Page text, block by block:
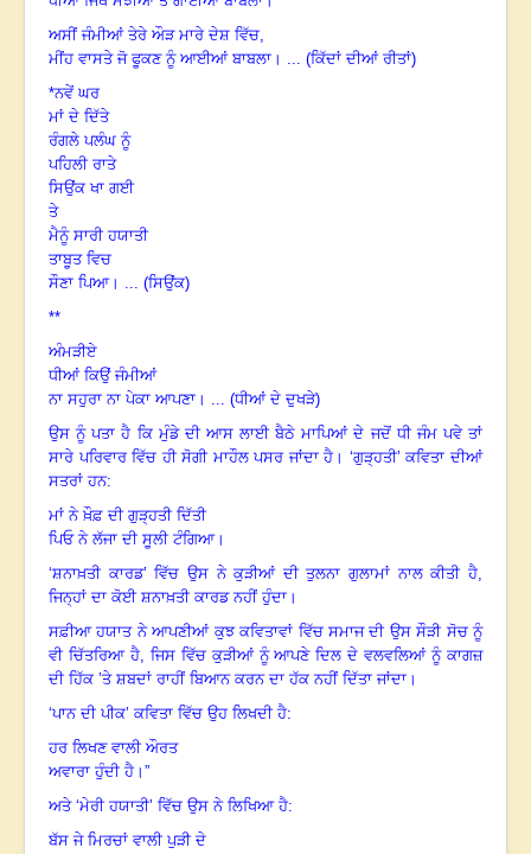
ਅਸੀਂ ਜੰਮੀਆਂ ਤੇਰੇ ਔੜ ਮਾਰੇ ਦੇਸ਼ ਵਿੱਚ,
ਮੀਂਹ ਵਾਸਤੇ ਜੋ ਫੂਕਣ ਨੂੰ ਆਈਆਂ ਬਾਬਲਾ । ... (ਕਿੱਦਾਂ ਦੀਆਂ ਰੀਤਾਂ)
*ਨਵੇਂ ਘਰ
ਮਾਂ ਦੇ ਦਿੱਤੇ
ਰੰਗਲੇ ਪਲੰਘ ਨੂੰ
ਪਹਿਲੀ ਰਾਤੇ
ਸਿਉਂਕ ਖਾ ਗਈ
ਤੇ
ਮੈਨੂੰ ਸਾਰੀ ਹਯਾਤੀ
ਤਾਬੂਤ ਵਿਚ
ਸੌਣਾ ਪਿਆ। ... (ਸਿਉਂਕ)
**
ਅੰਮੜੀਏ
ਧੀਆਂ ਕਿਉਂ ਜੰਮੀਆਂ
ਨਾ ਸਹੁਰਾ ਨਾ ਪੇਕਾ ਆਪਣਾ । ... (ਧੀਆਂ ਦੇ ਦੁਖੜੇ)
ਉਸ ਨੂੰ ਪਤਾ ਹੈ ਕਿ ਮੁੰਡੇ ਦੀ ਆਸ ਲਾਈ ਬੈਠੇ ਮਾਪਿਆਂ ਦੇ ਜਦੋਂ ਧੀ ਜੰਮ ਪਵੇ ਤਾਂ
ਸਾਰੇ ਪਰਿਵਾਰ ਵਿੱਚ ਹੀ ਸੋਗੀ ਮਾਹੌਲ ਪਸਰ ਜਾਂਦਾ ਹੈ । ‘ਗੁੜ੍ਹਤੀ’ ਕਵਿਤਾ ਦੀਆਂ
ਸਤਰਾਂ ਹਨ:
ਮਾਂ ਨੇ ਖ਼ੌਫ਼ ਦੀ ਗੁੜ੍ਹਤੀ ਦਿੱਤੀ
ਪਿਓ ਨੇ ਲੱਜਾ ਦੀ ਸੂਲੀ ਟੰਗਿਆ।
‘ਸ਼ਨਾਖ਼ਤੀ ਕਾਰਡ’ ਵਿੱਚ ਉਸ ਨੇ ਕੁੜੀਆਂ ਦੀ ਤੁਲਨਾ ਗੁਲਾਮਾਂ ਨਾਲ ਕੀਤੀ ਹੈ,
ਜਿਨ੍ਹਾਂ ਦਾ ਕੋਈ ਸ਼ਨਾਖ਼ਤੀ ਕਾਰਡ ਨਹੀਂ ਹੁੰਦਾ ।
ਸਫ਼ੀਆ ਹਯਾਤ ਨੇ ਆਪਣੀਆਂ ਕੁਝ ਕਵਿਤਾਵਾਂ ਵਿੱਚ ਸਮਾਜ ਦੀ ਉਸ ਸੌੜੀ ਸੋਚ ਨੂੰ
ਵੀ ਚਿੱਤਰਿਆ ਹੈ, ਜਿਸ ਵਿੱਚ ਕੁੜੀਆਂ ਨੂੰ ਆਪਣੇ ਦਿਲ ਦੇ ਵਲਵਲਿਆਂ ਨੂੰ ਕਾਗਜ਼
ਦੀ ਹਿੱਕ ’ਤੇ ਸ਼ਬਦਾਂ ਰਾਹੀਂ ਬਿਆਨ ਕਰਨ ਦਾ ਹੱਕ ਨਹੀਂ ਦਿੱਤਾ ਜਾਂਦਾ ।
‘ਪਾਨ ਦੀ ਪੀਕ’ ਕਵਿਤਾ ਵਿੱਚ ਉਹ ਲਿਖਦੀ ਹੈ:
ਹਰ ਲਿਖਣ ਵਾਲੀ ਔਰਤ
ਅਵਾਰਾ ਹੁੰਦੀ ਹੈ ।”
ਅਤੇ ‘ਮੇਰੀ ਹਯਾਤੀ’ ਵਿੱਚ ਉਸ ਨੇ ਲਿਖਿਆ ਹੈ:
ਬੱਸ ਜੇ ਮਿਰਚਾਂ ਵਾਲੀ ਪੁੜੀ ਦੇ